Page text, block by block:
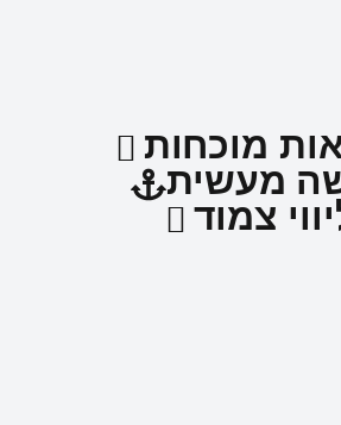
מוכחות
מעשית
צמוד